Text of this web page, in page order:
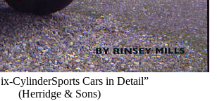
CylinderSports Cars in Detail”
(Herridge & Sons)